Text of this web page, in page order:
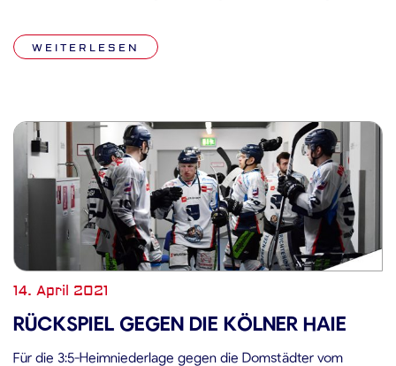
Spielminute zog Antoine Laganière über die […]
WEITERLESEN
14. April 2021
RÜCKSPIEL GEGEN DIE KÖLNER HAIE
Für die 3:5-Heimniederlage gegen die Domstädter vom